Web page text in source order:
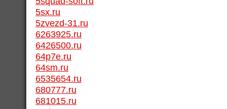
5sx.ru
5zvezd-31.ru
6263925.ru
6426500.ru
64p7e.ru
64sm.ru
6535654.ru
680777.ru
681015.ru